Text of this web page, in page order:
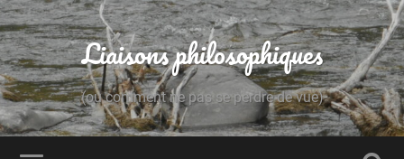
Liaisons philosophiques
(ou comment ne pas se perdre de vue)